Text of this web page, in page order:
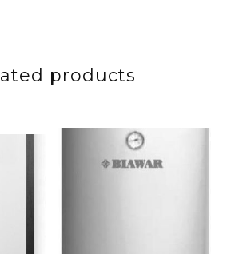
products